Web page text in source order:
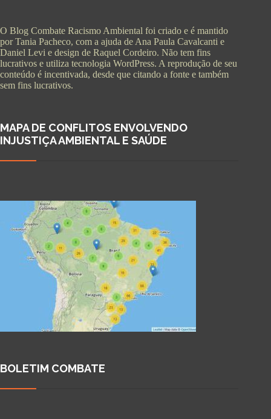
O Blog Combate Racismo Ambiental foi criado e é mantido
por Tania Pacheco, com a ajuda de Ana Paula Cavalcanti e
Daniel Levi e design de Raquel Cordeiro. Não tem fins
lucrativos e utiliza tecnologia WordPress. A reprodução de seu
conteúdo é incentivada, desde que citando a fonte e também
sem fins lucrativos.
MAPA DE CONFLITOS ENVOLVENDO
INJUSTIÇA AMBIENTAL E SAÚDE
BOLETIM COMBATE